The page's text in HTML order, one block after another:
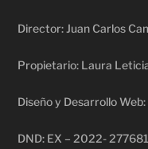
Director: Juan Carlos
Propietario: Laura
Diseño y Desarrollo
DND: EX – 2022-